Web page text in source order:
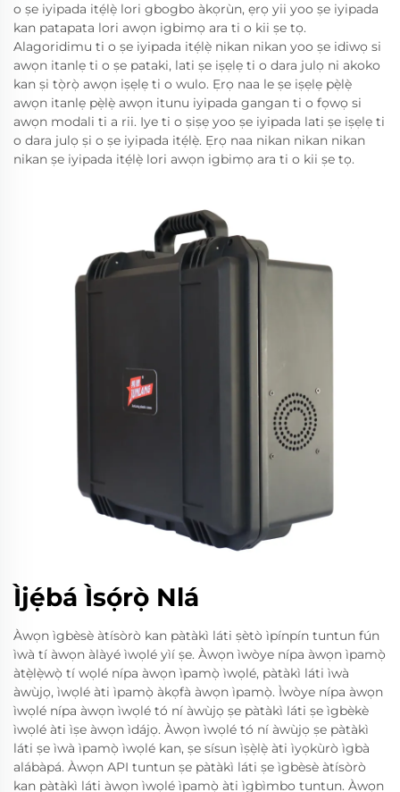
o ṣe iyipada itẹ́lẹ̀ lori gbogbo àkọrùn, ẹrọ yii yoo ṣe iyipada
kan patapata lori awọn igbimọ ara ti o kii ṣe tọ.
Alagoridimu ti o ṣe iyipada itẹ́lẹ̀ nikan nikan yoo ṣe idiwọ si
awọn itanlẹ ti o ṣe pataki, lati ṣe iṣẹlẹ ti o dara julọ ni akoko
kan ṣi tọ̀rọ̀ awọn iṣẹlẹ ti o wulo. Ẹrọ naa le ṣe iṣẹlẹ pẹ̀lẹ̀
awọn itanlẹ pẹ̀lẹ̀ awọn itunu iyipada gangan ti o fọwọ si
awọn modali ti a rii. Iye ti o ṣiṣẹ yoo ṣe iyipada lati ṣe iṣẹlẹ ti
o dara julọ ṣi o ṣe iyipada itẹ́lẹ̀. Ẹrọ naa nikan nikan nikan
nikan ṣe iyipada itẹ́lẹ̀ lori awọn igbimọ ara ti o kii ṣe tọ.
Ìjẹ́bá Ìsọ́rọ̀ Nlá
Àwọn ìgbèsè àtísòrò kan pàtàkì láti ṣètò ìpínpín tuntun fún
ìwà tí àwọn àlàyé ìwọlé yìí ṣe. Àwọn ìwòye nípa àwọn ìpamọ̀
àtẹ̀lẹ̀wọ̀ tí wọlé nípa àwọn ìpamọ̀ ìwọlé, pàtàkì láti ìwà
àwùjọ, ìwọlé àti ìpamọ̀ àkọfà àwọn ìpamọ̀. Ìwòye nípa àwọn
ìwọlé nípa àwọn ìwọlé tó ní àwùjọ ṣe pàtàkì láti ṣe ìgbèkè
ìwọlé àti ìṣe àwọn ìdájọ. Àwọn ìwọlé tó ní àwùjọ ṣe pàtàkì
láti ṣe ìwà ìpamọ̀ ìwọlé kan, ṣe sísun ìṣẹ̀lẹ̀ àti ìyọkùrò ìgbà
alábàpá. Àwọn API tuntun ṣe pàtàkì láti ṣe ìgbèsè àtísòrò
kan pàtàkì láti àwọn ìwọlé ìpamọ̀ àti ìgbìmbo tuntun. Àwọn